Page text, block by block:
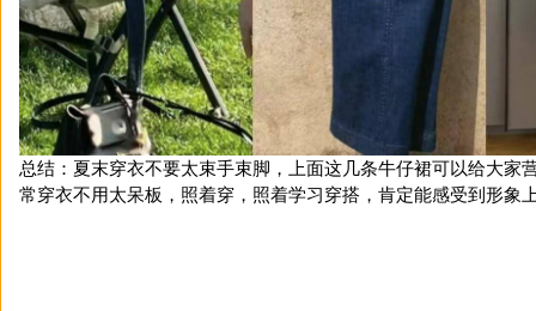
总结：夏末穿衣不要太束手束脚，上面这几条牛仔裙可以给大家
常穿衣不用太呆板，照着穿，照着学习穿搭，肯定能感受到形象